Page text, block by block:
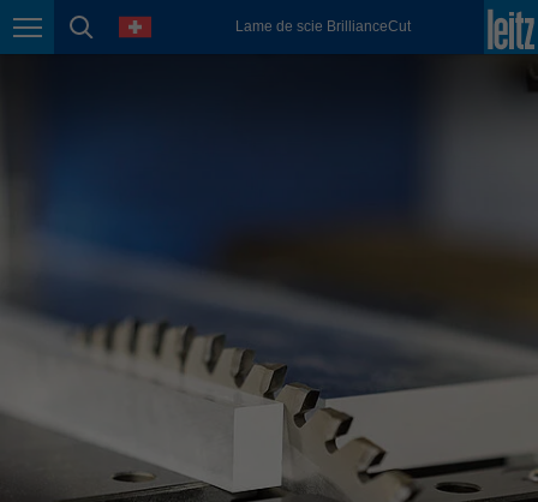
Page navigation
page search
language Lame de scie BrillianceCut
México
Polska
Portugal
português
România
Schweiz